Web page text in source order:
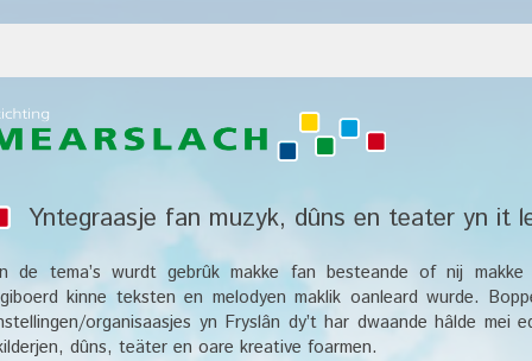
Yntegraasje fan muzyk, dûns en teater yn it
de tema’s wurdt gebrûk makke fan besteande of nij
kinne teksten en melodyen maklik oanleard wurde.
organisaasjes yn Fryslân dy’t har dwaande hâlde mei
dûns, teäter en oare kreative foarmen.